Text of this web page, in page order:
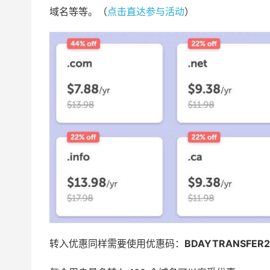
域名等等。（点击直达参与活动）
转入优惠同样需要使用优惠码：